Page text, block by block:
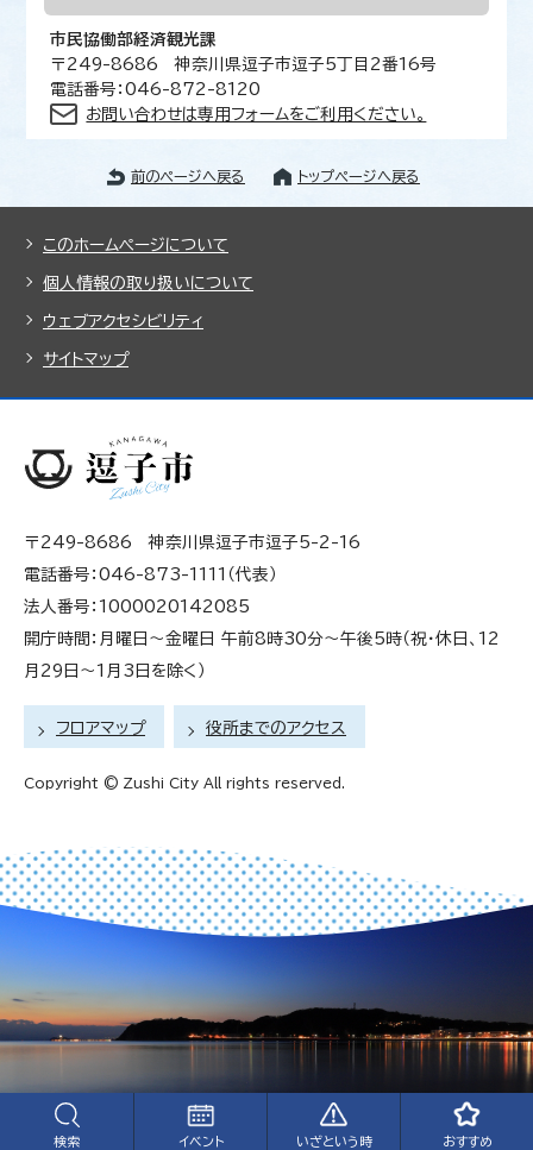
市民協働部経済観光課
〒249-8686 神奈川県逗子市逗子5丁目2番16号
電話番号：046-872-8120
お問い合わせは専用フォームをご利用ください。
前のページへ戻る トップページへ戻る
検索 イベント いざという時 おすすめ
このホームページについて
個人情報の取り扱いについて
ウェブアクセシビリティ
サイトマップ
〒249-8686 神奈川県逗子市逗子5-2-16
電話番号：046-873-1111（代表）
法人番号：1000020142085
開庁時間：月曜日～金曜日 午前8時30分～午後5時（祝・休日、12
月29日～1月3日を除く）
フロアマップ 役所までのアクセス
Copyright © Zushi City All rights reserved.